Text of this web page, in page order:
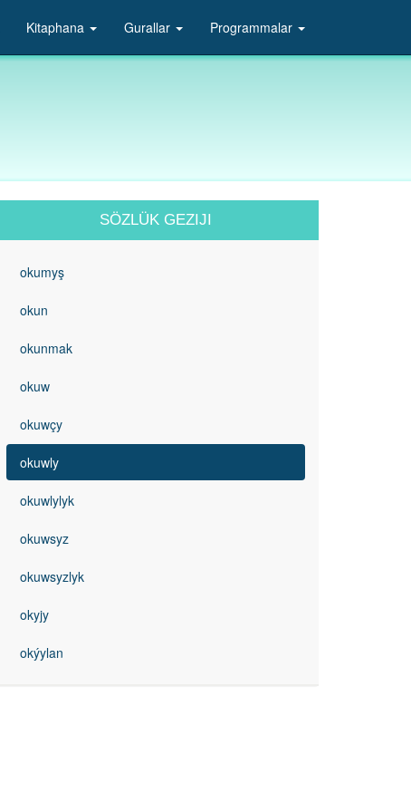
Kitaphana Gurallar Programmalar
SÖZLÜK GEZIJI
okumyş
okun
okunmak
okuw
okuwçy
okuwly
okuwlylyk
okuwsyz
okuwsyzlyk
okyjy
okýylan